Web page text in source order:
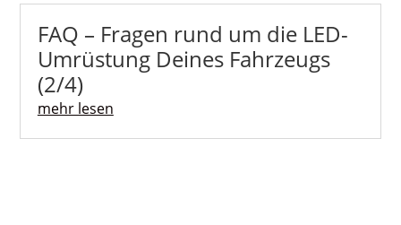
FAQ – Fragen rund um die LED-
Umrüstung Deines Fahrzeugs
(2/4)
mehr lesen